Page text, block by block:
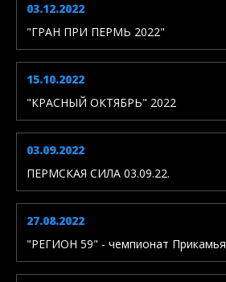
03.12.2022
"ГРАН ПРИ ПЕРМЬ 2022"
15.10.2022
"КРАСНЫЙ ОКТЯБРЬ" 2022
03.09.2022
ПЕРМСКАЯ СИЛА 03.09.22.
27.08.2022
"РЕГИОН 59" - чемпионат Прикамья